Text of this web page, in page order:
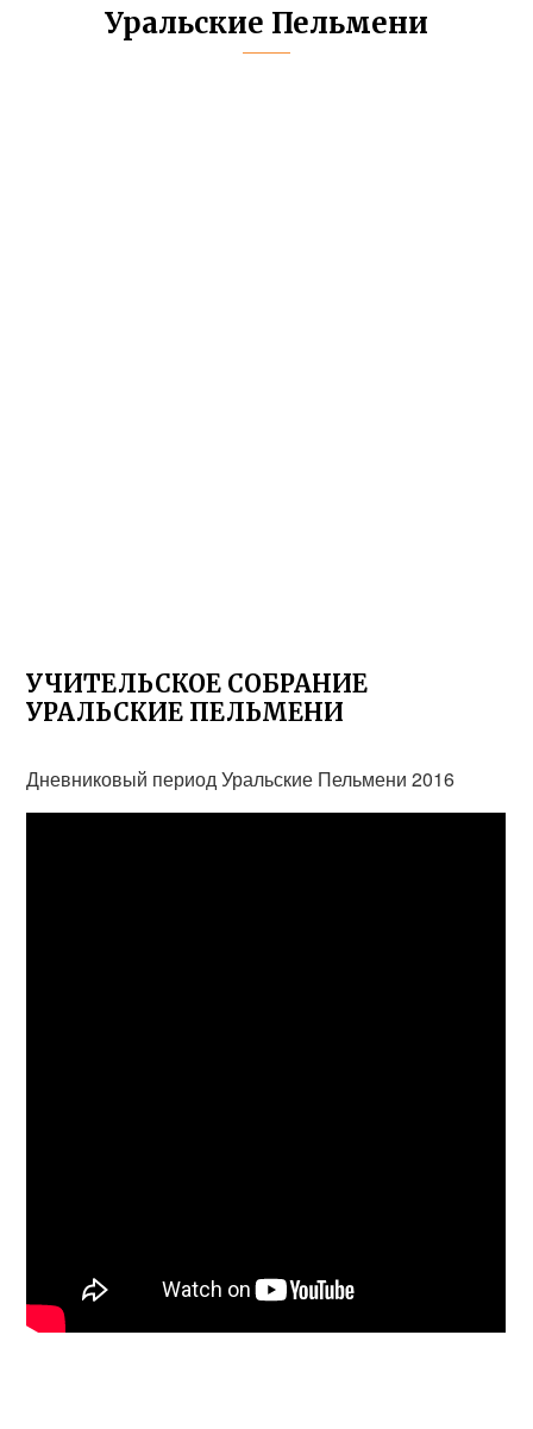
Уральские Пельмени
УЧИТЕЛЬСКОЕ СОБРАНИЕ
УРАЛЬСКИЕ ПЕЛЬМЕНИ
Дневниковый период Уральские Пельмени 2016